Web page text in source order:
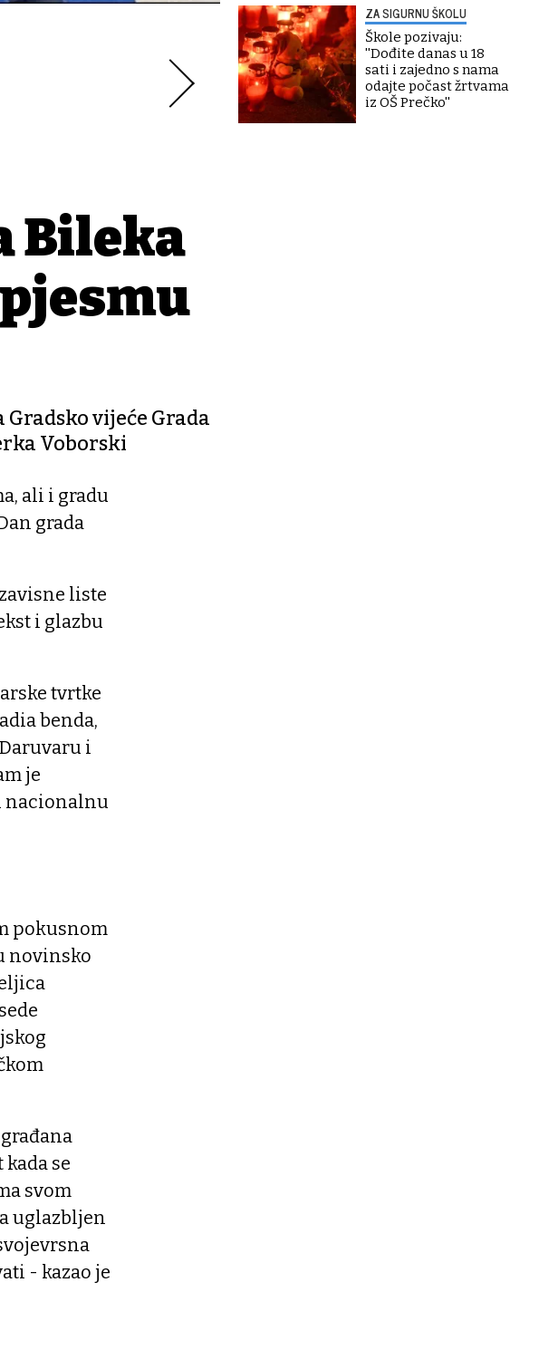
Bileka
vijeće Grada
Voborski
ali i gradu
grada
liste
i glazbu
tvrtke
benda,
i
je
nacionalnu
pokusnom
novinsko
se
svom
uglazbljen
- kazao je
ZA SIGURNU ŠKOLU
Škole pozivaju:
''Dođite danas u 18
sati i zajedno s nama
odajte počast žrtvama
iz OŠ Prečko''